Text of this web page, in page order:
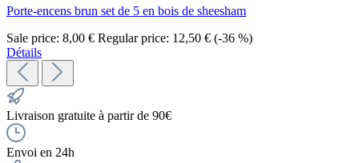
Porte-encens brun set de 5 en bois de sheesham
Sale price: 8,00 € Regular price: 12,50 € (-36 %)
Détails
Livraison gratuite à partir de 90€
Envoi en 24h